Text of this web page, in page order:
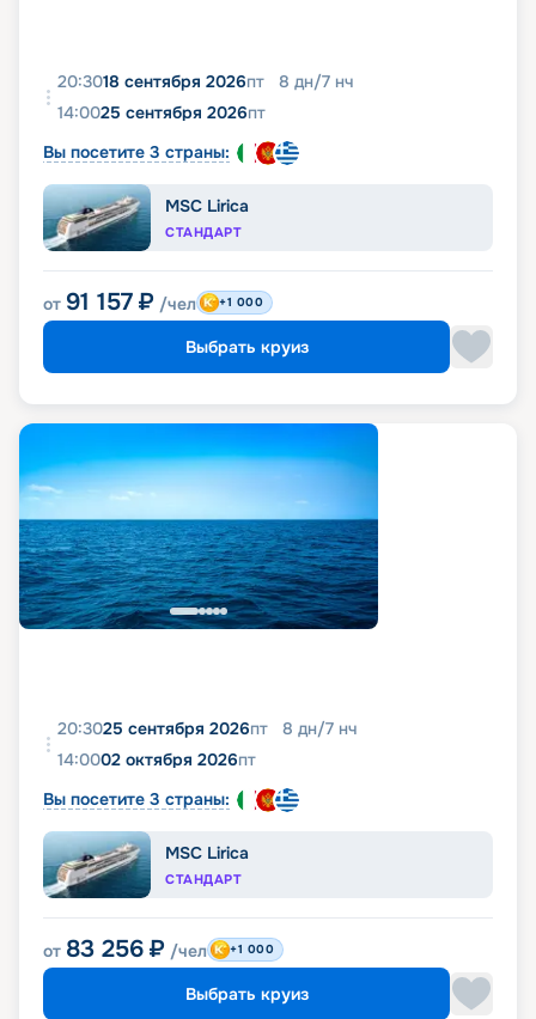
20:3018 сентября 2026пт 8 дн/7 нч
14:0025 сентября 2026пт
Вы посетите 3 страны:
MSC Lirica
СТАНДАРТ
от 91 157 ₽ /чел +1 000
Выбрать круиз
20:3025 сентября 2026пт 8 дн/7 нч
14:0002 октября 2026пт
Вы посетите 3 страны:
MSC Lirica
СТАНДАРТ
от 83 256 ₽ /чел +1 000
Выбрать круиз